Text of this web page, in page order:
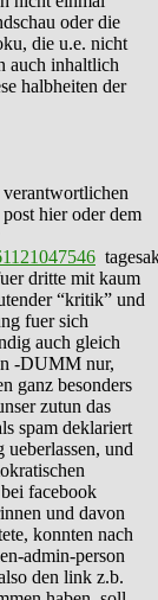
oder die
die u.e. nicht
auch inhaltlich
halbheiten der
hier oder dem
dritte mit kaum
“kritik” und
fuer sich
auch gleich
-DUMM nur,
ganz besonders
zutun das
spam deklariert
ueberlassen, und
facebook
und davon
konnten nach
admin-person
den link z.b.